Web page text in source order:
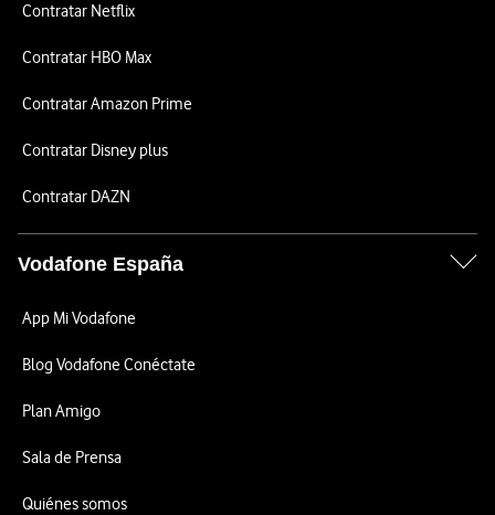
Contratar Netflix
Contratar HBO Max
Contratar Amazon Prime
Contratar Disney plus
Contratar DAZN
Vodafone España
App Mi Vodafone
Blog Vodafone Conéctate
Plan Amigo
Sala de Prensa
Quiénes somos